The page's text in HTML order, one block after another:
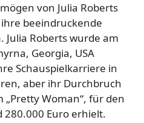
von Julia Roberts
beeindruckende
Roberts wurde am
Georgia, USA
Schauspielkarriere in
aber ihr Durchbruch
„Pretty Woman“, für den
280.000 Euro erhielt.